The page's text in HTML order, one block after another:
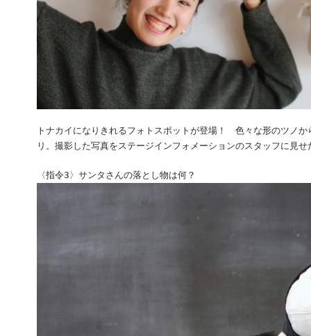
トナカイになりきれるフォトスポットが登場！ 色々な形のツノ
リ。撮影した写真をステージインフォメーションのスタッフに見
〈指令3〉サンタさんの落とし物は何？